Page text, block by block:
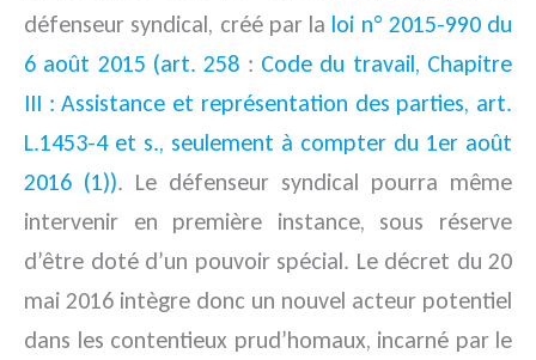
défenseur syndical, créé par la loi n° 2015-990 du
6 août 2015 (art. 258 : Code du travail, Chapitre
III : Assistance et représentation des parties, art.
L.1453-4 et s., seulement à compter du 1er août
2016 (1)). Le défenseur syndical pourra même
intervenir en première instance, sous réserve
d’être doté d’un pouvoir spécial. Le décret du 20
mai 2016 intègre donc un nouvel acteur potentiel
dans les contentieux prud’homaux, incarné par le